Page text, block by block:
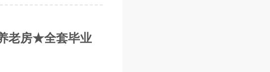
老房★全套毕业